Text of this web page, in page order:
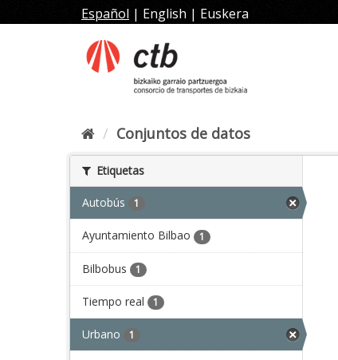
al
Español | English | Euskera
Conjuntos de datos
Etiquetas
Autobús 1
Ayuntamiento Bilbao 1
Bilbobus 1
Tiempo real 1
Urbano 1